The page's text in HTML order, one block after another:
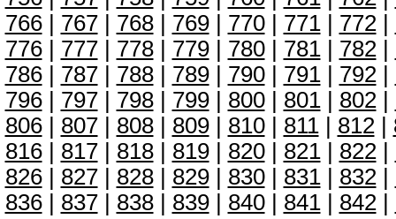
766| 767| 768| 769| 770| 771| 772|
776| 777| 778| 779| 780| 781| 782|
786| 787| 788| 789| 790| 791| 792|
796| 797| 798| 799| 800| 801| 802|
806| 807| 808| 809| 810| 811| 812|
816| 817| 818| 819| 820| 821| 822|
826| 827| 828| 829| 830| 831| 832|
836| 837| 838| 839| 840| 841| 842|